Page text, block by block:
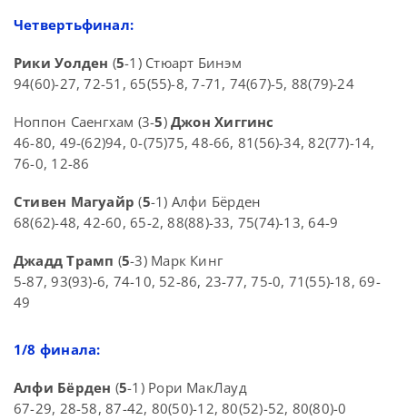
Четвертьфинал:
Рики Уолден (5-1) Стюарт Бинэм
94(60)-27, 72-51, 65(55)-8, 7-71, 74(67)-5, 88(79)-24
Ноппон Саенгхам (3-5) Джон Хиггинс
46-80, 49-(62)94, 0-(75)75, 48-66, 81(56)-34, 82(77)-14,
76-0, 12-86
Стивен Магуайр (5-1) Алфи Бёрден
68(62)-48, 42-60, 65-2, 88(88)-33, 75(74)-13, 64-9
Джадд Трамп (5-3) Марк Кинг
5-87, 93(93)-6, 74-10, 52-86, 23-77, 75-0, 71(55)-18, 69-
49
1/8 финала:
Алфи Бёрден (5-1) Рори МакЛауд
67-29, 28-58, 87-42, 80(50)-12, 80(52)-52, 80(80)-0